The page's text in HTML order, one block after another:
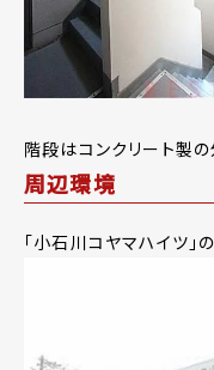
階段はコンクリート製の
周辺環境
「小石川コヤマハイツ」